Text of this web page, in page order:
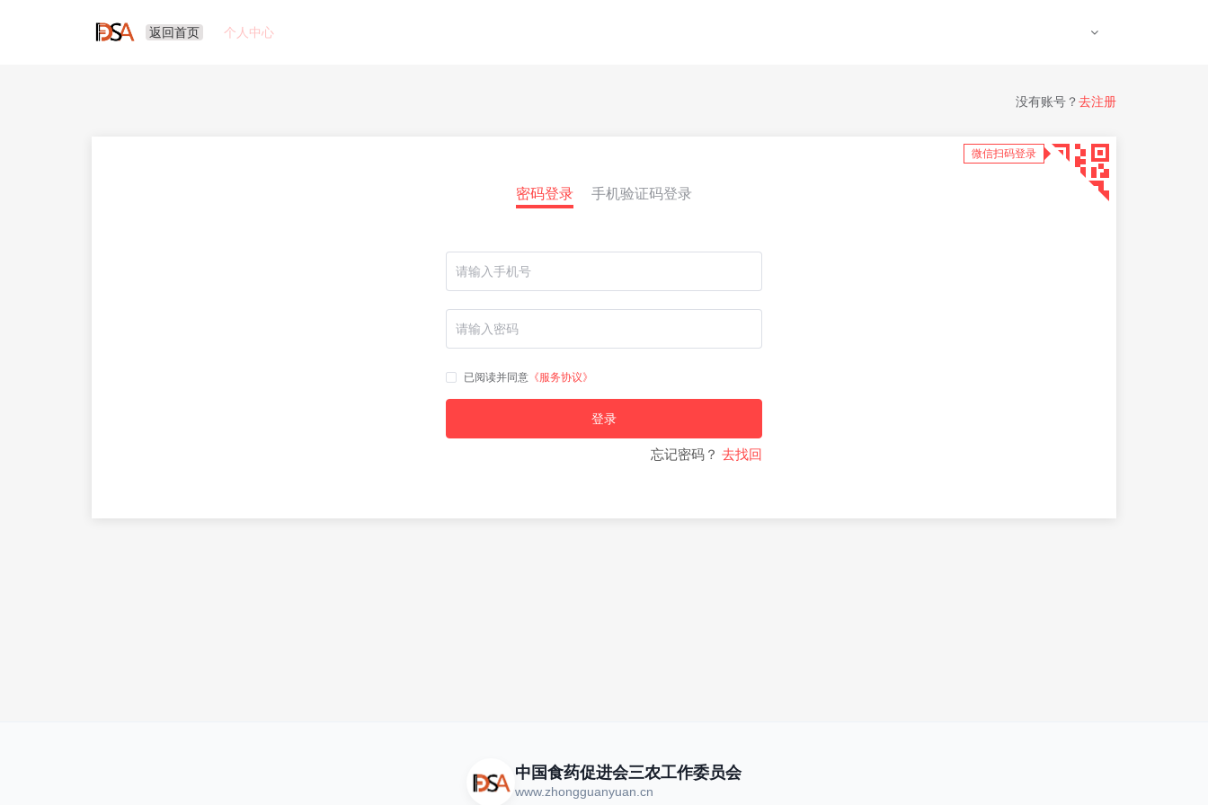
返回首页 个人中心
密码登录 手机验证码登录
已阅读并同意 《服务协议》
登录
忘记密码？ 去找回
微信扫码登录
没有账号？ 去注册
中国食药促进会三农工作委员会
www.zhongguanyuan.cn